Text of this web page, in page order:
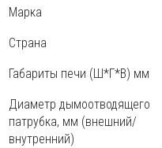
Марка
Страна
Габариты печи (Ш*Г*В) мм
Диаметр дымоотводящего
патрубка, мм (внешний/
внутренний)